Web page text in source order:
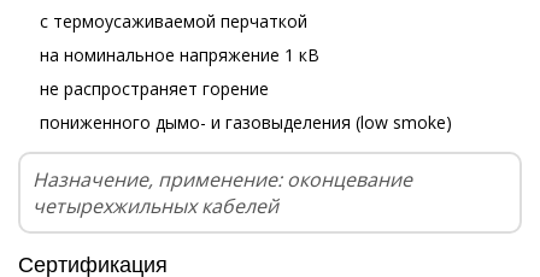
с термоусаживаемой перчаткой
на номинальное напряжение 1 кВ
не распространяет горение
пониженного дымо- и газовыделения (low smoke)
Назначение, применение: оконцевание
четырехжильных кабелей
Сертификация